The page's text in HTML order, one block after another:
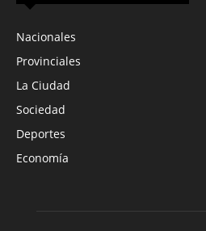
Nacionales
Provinciales
La Ciudad
Sociedad
Deportes
Economía